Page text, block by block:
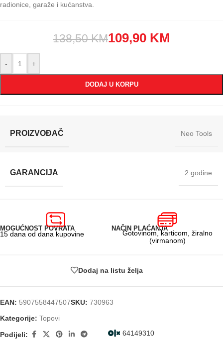
radionice, garaže i kućanstva.
138,50KM109,90 KM
- +
DODAJ U KORPU
PROIZVOĐAČ Neo Tools
GARANCIJA 2 godine
MOGUĆNOST POVRATA
15 dana od dana kupovine
NAČIN PLAĆANJA
Gotovinom, karticom, žiralno
(virmanom)
Dodaj na listu želja
EAN: 5907558447507SKU: 730963
Kategorije: Topovi
64149310
Podijeli: